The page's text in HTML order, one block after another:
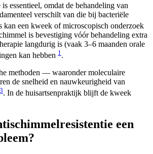
essentieel, omdat de behandeling van
verschilt van die bij bacteriële
kan een kweek of microscopisch onderzoek
is bevestiging vóór behandeling extra
langdurig is (vaak 3–6 maanden orale
kan hebben 1.
methoden — waaronder moleculaire
de snelheid en nauwkeurigheid van
3. In de huisartsenpraktijk blijft de kweek
een